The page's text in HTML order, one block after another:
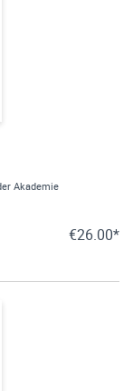
Akademie
€26.00*